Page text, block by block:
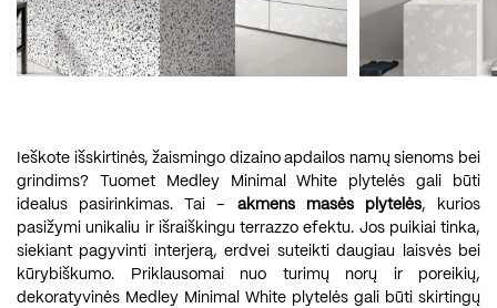
Ieškote išskirtinės, žaismingo dizaino apdailos namų sienoms bei
grindims? Tuomet Medley Minimal White plytelės gali būti
idealus pasirinkimas. Tai – akmens masės plytelės, kurios
pasižymi unikaliu ir išraiškingu terrazzo efektu. Jos puikiai tinka,
siekiant pagyvinti interjerą, erdvei suteikti daugiau laisvės bei
kūrybiškumo. Priklausomai nuo turimų norų ir poreikių,
dekoratyvinės Medley Minimal White plytelės gali būti skirtingų